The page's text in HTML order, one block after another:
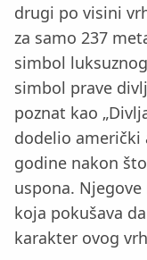
drugi po visini
za samo 237
simbol
simbol prave
poznat kao
dodelio američki
godine nakon
uspona. Njegove
koja pokušava
karakter ovog